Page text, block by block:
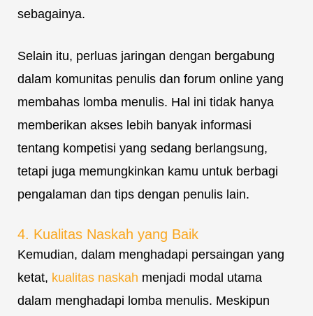
sebagainya.
Selain itu, perluas jaringan dengan bergabung
dalam komunitas penulis dan forum online yang
membahas lomba menulis. Hal ini tidak hanya
memberikan akses lebih banyak informasi
tentang kompetisi yang sedang berlangsung,
tetapi juga memungkinkan kamu untuk berbagi
pengalaman dan tips dengan penulis lain.
4. Kualitas Naskah yang Baik
Kemudian, dalam menghadapi persaingan yang
ketat, kualitas naskah menjadi modal utama
dalam menghadapi lomba menulis. Meskipun